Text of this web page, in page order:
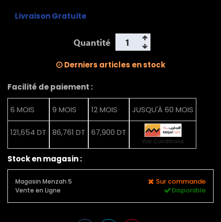
Livraison Gratuite
Quantité
Derniers articles en stock
Facilité de paiement :
6 MOIS
121,654 DT
9 MOIS
86,761 DT
12 MOIS
67,900 DT
JUSQU'À 60 MOIS
Voir Conditions
Stock en magasin :
Magasin Menzah 5 Sur commande
Vente en Ligne Disponible